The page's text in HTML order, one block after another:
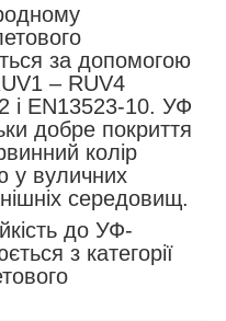
за допомогою
– RUV4
і EN13523-10. УФ
добре покриття
колір
у вуличних
середовищ.
до УФ-
з категорії